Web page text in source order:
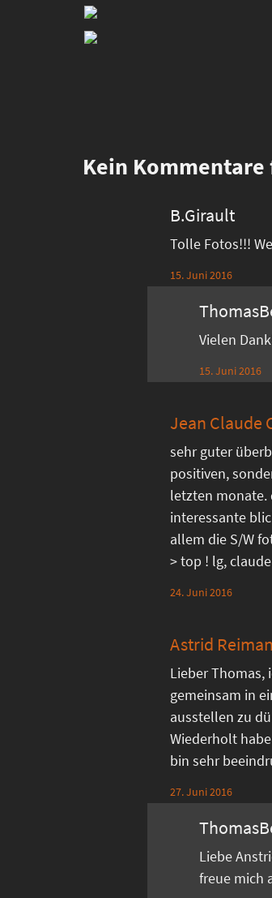
Kein
B.Girault
Tolle Fotos!!!
15. Juni 2016
Vielen
15. Juni 2016
Jean Claude
sehr guter
positiven,
letzten monate.
interessante
allem die S/W
> top ! lg,
24. Juni 2016
Astrid
Lieber Thomas,
gemeinsam in
ausstellen zu
Wiederholt
bin sehr
27. Juni 2016
Liebe
freue mich